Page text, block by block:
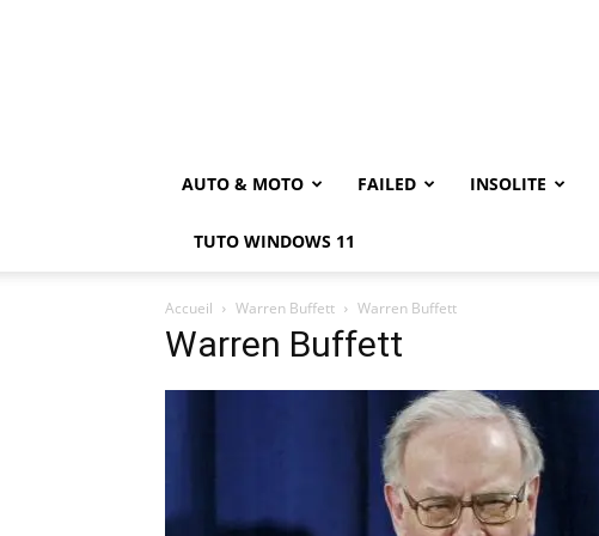
AUTO & MOTO FAILED INSOLITE
TUTO WINDOWS 11
Accueil Warren Buffett Warren Buffett
Warren Buffett